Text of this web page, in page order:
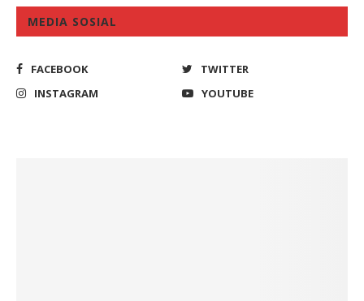
MEDIA SOSIAL
FACEBOOK
TWITTER
INSTAGRAM
YOUTUBE